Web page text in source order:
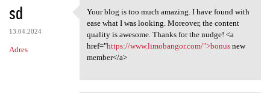
sd
13.04.2024
Adres
Your blog is too much amazing
Your blog is too much amazing. I have found with
ease what I was looking. Moreover, the content
quality is awesome. Thanks for the nudge! <a
href="https://www.limobangor.com/">bonusnew
member</a>